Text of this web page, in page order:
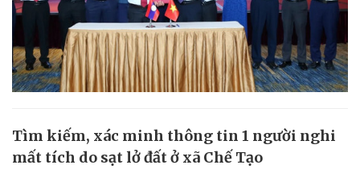
Tìm kiếm, xác minh thông tin 1 người nghi
mất tích do sạt lở đất ở xã Chế Tạo